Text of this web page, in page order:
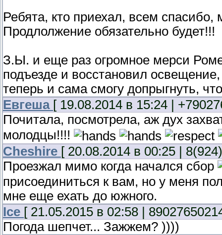
Ребята, кто приехал, всем
Продлолжение обязательно будет!!!
З.Ы. и еще раз огромное мерси
подъезде и восстановил
теперь и сама смогу допрыгнуть,
Евгеша [ 19.08.2014 в 15:24 |
Почитала, посмотрела, аж дух
молодцы!!!!
Cheshire [ 20.08.2014 в 00:25 |
Проезжал мимо когда начался сбор
присоединиться к вам, но у меня
мне еще ехать до южного.
Ice [ 21.05.2015 в 02:58 |
Погода шепчет... Зажжем? ))))